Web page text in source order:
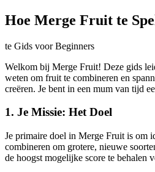
Hoe Merge Fruit te
te Gids voor Beginners
Welkom bij Merge Fruit! Deze gids
weten om fruit te combineren en
creëren. Je bent in een mum van tijd
1. Je Missie: Het Doel
Je primaire doel in Merge Fruit is om
combineren om grotere, nieuwe
de hoogst mogelijke score te behalen